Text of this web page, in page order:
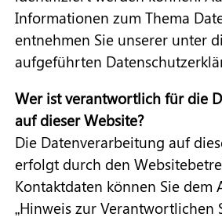
Informationen zum Thema
entnehmen Sie unserer unter
aufgeführten
Wer ist verantwortlich für die
auf dieser Website?
Die Datenverarbeitung auf
erfolgt durch den
Kontaktdaten können Sie dem
„Hinweis zur Verantwortlichen